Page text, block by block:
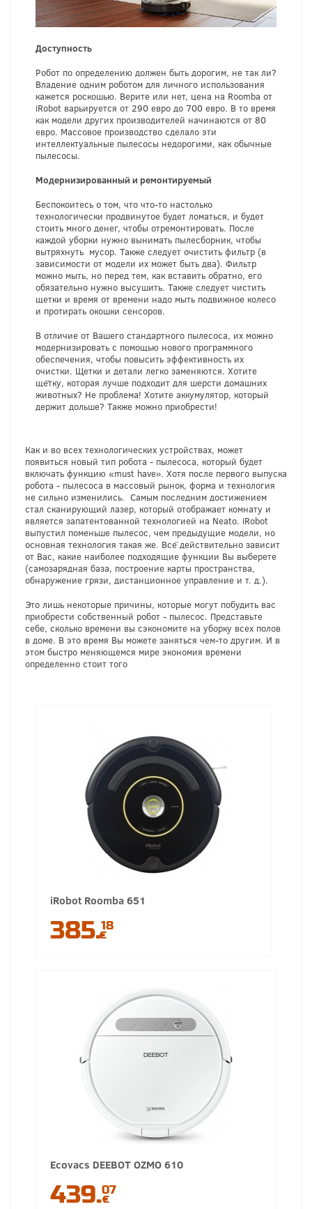
Доступность
Робот по определению должен быть дорогим, не так ли?
Владение одним роботом для личного использования
кажется роскошью. Верите или нет, цена на Roomba от
iRobot варьируется от 290 евро до 700 евро. В то время
как модели других производителей начинаются от 80
евро. Массовое производство сделало эти
интеллектуальные пылесосы недорогими, как обычные
пылесосы.
Модернизированный и ремонтируемый
Беспокоитесь о том, что что-то настолько
технологически продвинутое будет ломаться, и будет
стоить много денег, чтобы отремонтировать. После
каждой уборки нужно вынимать пылесборник, чтобы
вытряхнуть мусор. Также следует очистить фильтр (в
зависимости от модели их может быть два). Фильтр
можно мыть, но перед тем, как вставить обратно, его
обязательно нужно высушить. Также следует чистить
щетки и время от времени надо мыть подвижное колесо
и протирать окошки сенсоров.
В отличие от Вашего стандартного пылесоса, их можно
модернизировать с помощью нового программного
обеспечения, чтобы повысить эффективность их
очистки. Щетки и детали легко заменяются. Хотите
щётку, которая лучше подходит для шерсти домашних
животных? Не проблема! Хотите аккумулятор, который
держит дольше? Также можно приобрести!
Как и во всех технологических устройствах, может
появиться новый тип робота - пылесоса, который будет
включать функцию «must have». Хотя после первого выпуска
робота - пылесоса в массовый рынок, форма и технология
не сильно изменились. Самым последним достижением
стал сканирующий лазер, который отображает комнату и
является запатентованной технологией на Neato. iRobot
выпустил поменьше пылесос, чем предыдущие модели, но
основная технология такая же. Всё действительно зависит
от Вас, какие наиболее подходящие функции Вы выберете
(самозарядная база, построение карты пространства,
обнаружение грязи, дистанционное управление и т. д.).
Это лишь некоторые причины, которые могут побудить вас
приобрести собственный робот - пылесос. Представьте
себе, сколько времени вы сэкономите на уборку всех полов
в доме. В это время Вы можете заняться чем-то другим. И в
этом быстро меняющемся мире экономия времени
определенно стоит того
iRobot Roomba 651
385.18
€
Ecovacs DEEBOT OZMO 610
439.07
€